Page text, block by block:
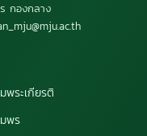
กองกลาง
พระเกียรติ
พร